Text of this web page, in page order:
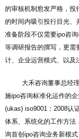
的审核机制愈发严格，投
的时间内吸引投行目光
准备阶段不仅需要ipo咨
等调研报告的撰写，更需
计、企业运营模式、以及
大禾咨询董事总经
施ipo咨询标准化运作的
(ukas) iso9001：2008认
体系、系统化的工作方法
询首创ipo咨询业务新模式